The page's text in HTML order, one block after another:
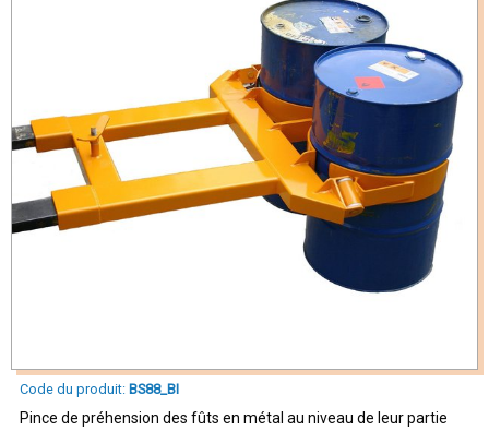
Code du produit: BS88_BI
Pince de préhension des fûts en métal au niveau de leur partie